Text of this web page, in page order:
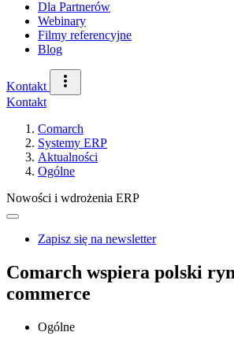
Dla Partnerów
Webinary
Filmy referencyjne
Blog
Kontakt
Kontakt
Comarch
Systemy ERP
Aktualności
Ogólne
Nowości i wdrożenia ERP
Zapisz się na newsletter
Comarch wspiera polski
commerce
Ogólne